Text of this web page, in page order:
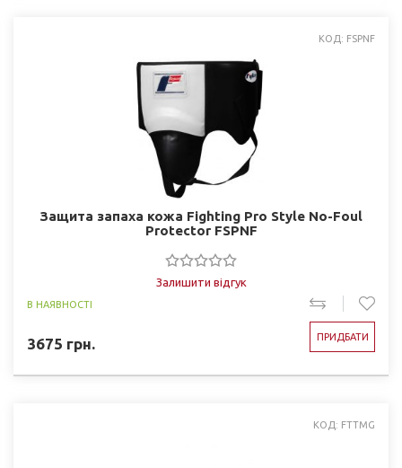
КОД: FSPNF
Защита запаха кожа Fighting Pro Style No-Foul
Protector FSPNF
Залишити відгук
В НАЯВНОСТІ
3675 грн. ПРИДБАТИ
КОД: FTTMG